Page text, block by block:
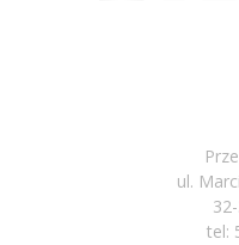
ul.
tel: